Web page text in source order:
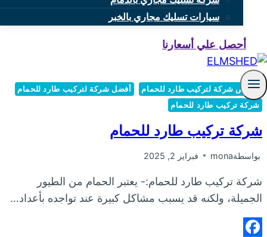
سيارات تسليك مجاري بالخبر
أحصل علي أسعارنا
أرخص شركة لتركيب طارد للحمام
أفضل شركة لتركيب طارد للحمام
شركة تركيب طارد للحمام
شركة تركيب طارد للحمام
بواسطةmona فبراير 2, 2025
شركة تركيب طارد للحمام:- يعتبر الحمام من الطيور
الجميلة، ولكنه قد يسبب مشاكل كبيرة عند تواجده بأعداد…